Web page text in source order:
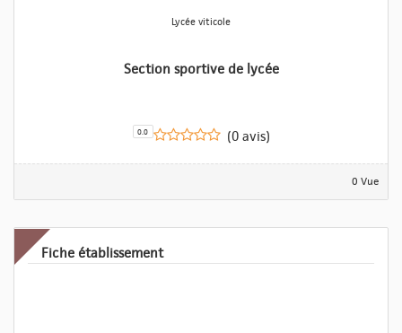
Lycée viticole
Section sportive de lycée
0.0 (0 avis)
0 Vue
Fiche établissement